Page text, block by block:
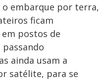
embarque por terra,
ficam
postos de
ainda usam a
satélite, para se